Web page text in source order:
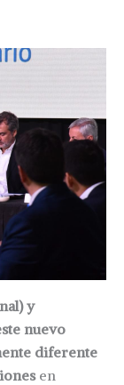
y
nuevo
diferente
en